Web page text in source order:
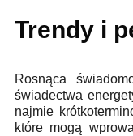
Trendy i
Rosnąca
świadectwa
najmie
które mogą